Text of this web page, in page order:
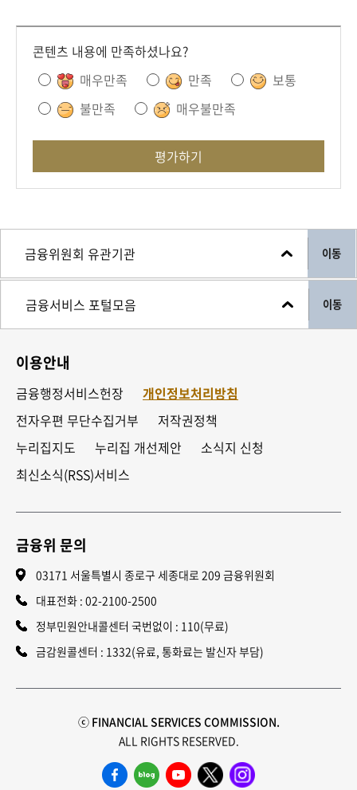
콘텐츠 내용에 만족하셨나요?
매우만족
만족
보통
불만족
매우불만족
평가하기
이동
이동
이용안내
금융행정서비스헌장
개인정보처리방침
전자우편 무단수집거부
저작권정책
누리집지도
누리집 개선제안
소식지 신청
최신소식(RSS)서비스
금융위 문의
03171 서울특별시 종로구 세종대로 209 금융위원회
대표전화 : 02-2100-2500
정부민원안내콜센터 국번없이 : 110(무료)
금감원콜센터 : 1332(유료, 통화료는 발신자 부담)
ⓒ FINANCIAL SERVICES COMMISSION.
ALL RIGHTS RESERVED.